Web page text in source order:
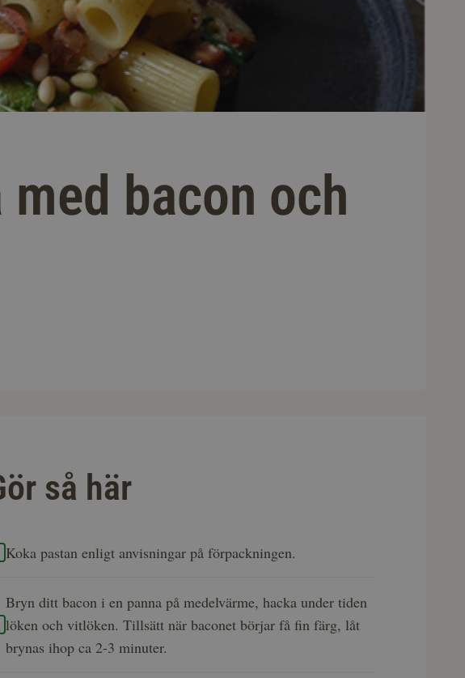
bacon och
så här
Koka pastan enligt anvisningar på förpackningen.
Bryn ditt bacon i en panna på medelvärme, hacka under tiden
löken och vitlöken. Tillsätt när baconet börjar få fin färg, låt
brynas ihop ca 2-3 minuter.